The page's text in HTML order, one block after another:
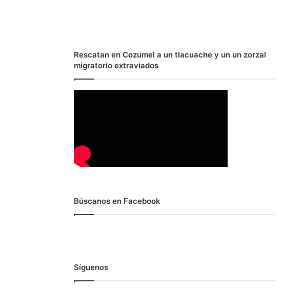
Rescatan en Cozumel a un tlacuache y un un zorzal
migratorio extraviados
Búscanos en Facebook
Síguenos